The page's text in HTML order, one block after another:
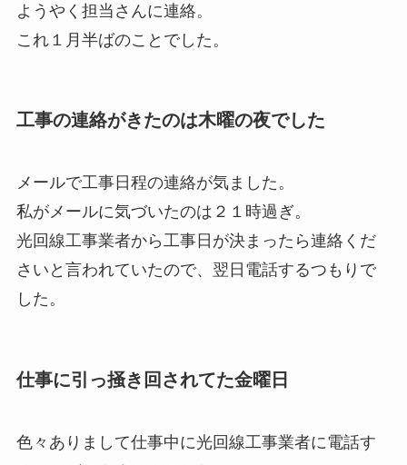
ようやく担当さんに連絡。
これ１月半ばのことでした。
工事の連絡がきたのは木曜の夜でした
メールで工事日程の連絡が気ました。
私がメールに気づいたのは２１時過ぎ。
光回線工事業者から工事日が決まったら連絡くだ
さいと言われていたので、翌日電話するつもりで
した。
仕事に引っ掻き回されてた金曜日
色々ありまして仕事中に光回線工事業者に電話す